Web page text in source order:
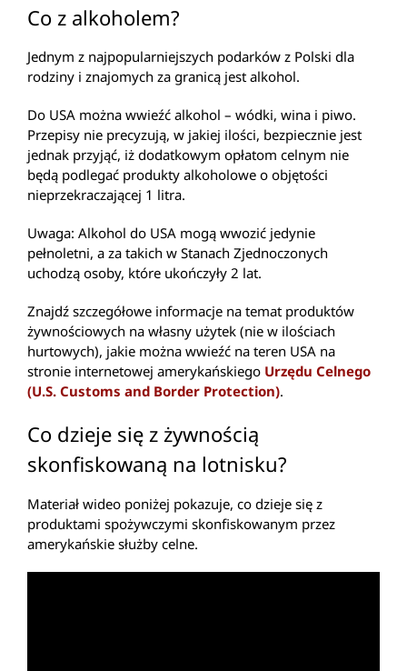
Co z alkoholem?
Jednym z najpopularniejszych podarków z Polski dla
rodziny i znajomych za granicą jest alkohol.
Do USA można wwieźć alkohol – wódki, wina i piwo.
Przepisy nie precyzują, w jakiej ilości, bezpiecznie jest
jednak przyjąć, iż dodatkowym opłatom celnym nie
będą podlegać produkty alkoholowe o objętości
nieprzekraczającej 1 litra.
Uwaga: Alkohol do USA mogą wwozić jedynie
pełnoletni, a za takich w Stanach Zjednoczonych
uchodzą osoby, które ukończyły 2 lat.
Znajdź szczegółowe informacje na temat produktów
żywnościowych na własny użytek (nie w ilościach
hurtowych), jakie można wwieźć na teren USA na
stronie internetowej amerykańskiego Urzędu Celnego
(U.S. Customs and Border Protection).
Co dzieje się z żywnością
skonfiskowaną na lotnisku?
Materiał wideo poniżej pokazuje, co dzieje się z
produktami spożywczymi skonfiskowanym przez
amerykańskie służby celne.